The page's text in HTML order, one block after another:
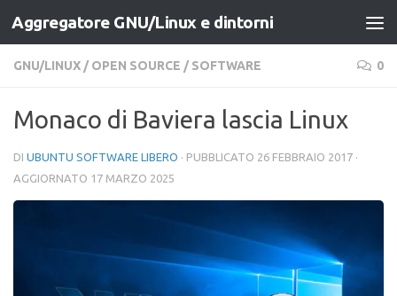
Salta al contenuto
Aggregatore GNU/Linux e dintorni
GNU/LINUX / OPEN SOURCE / SOFTWARE 0
Monaco di Baviera lascia Linux
DI UBUNTU SOFTWARE LIBERO · PUBBLICATO 26 FEBBRAIO 2017 ·
AGGIORNATO 17 MARZO 2025